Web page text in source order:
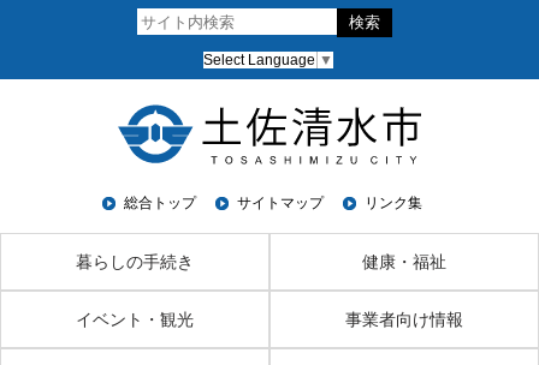
Select Language ▼
総合トップ サイトマップ リンク集
暮らしの手続き 健康・福祉
イベント・観光 事業者向け情報